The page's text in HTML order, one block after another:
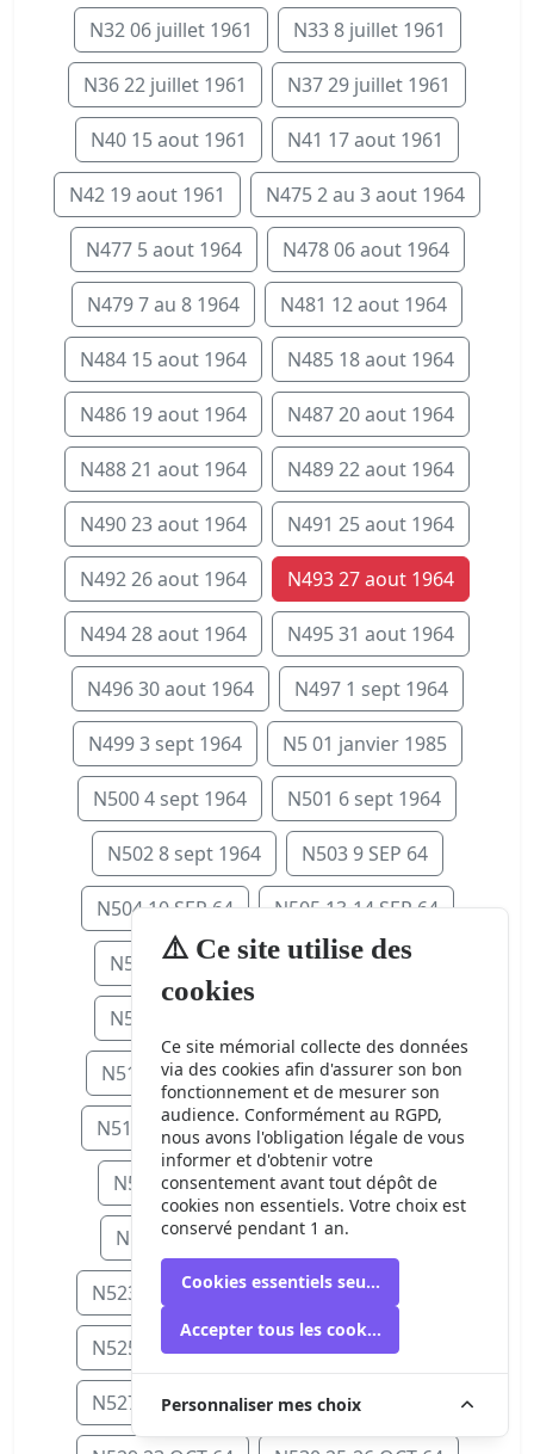
N32 06 juillet 1961 N33 8 juillet 1961
N36 22 juillet 1961 N37 29 juillet 1961
N40 15 aout 1961 N41 17 aout 1961
N42 19 aout 1961 N475 2 au 3 aout 1964
N477 5 aout 1964 N478 06 aout 1964
N479 7 au 8 1964 N481 12 aout 1964
N484 15 aout 1964 N485 18 aout 1964
N486 19 aout 1964 N487 20 aout 1964
N488 21 aout 1964 N489 22 aout 1964
N490 23 aout 1964 N491 25 aout 1964
N492 26 aout 1964 N493 27 aout 1964
N494 28 aout 1964 N495 31 aout 1964
N496 30 aout 1964 N497 1 sept 1964
N499 3 sept 1964 N5 01 janvier 1985
N500 4 sept 1964 N501 6 sept 1964
N502 8 sept 1964 N503 9 SEP 64
N504 10 SEP 64 N505 13-14 SEP 64
N506 15 SEP 64 N507 16 SEP 64
N508 17 SEP 64
N511 20-21 SEP 64 N512 23 SEP 6
N514 25 SEP 64 N515 27-28 SEP 64
N516 30 SEP 64 N518 5 OCT 64
N519 6 OCT 64 N522 9 OCT 64
N523 11-12 OCT 64 N524 13 OCT 64
N525 15 OCT 64 N526 16-17 OCT 64
N527 17-18 OCT 64 N528 21 OCT 64
⚠️ Ce site utilise des
cookies
Ce site mémorial collecte des données
via des cookies afin d'assurer son bon
fonctionnement et de mesurer son
audience. Conformément au RGPD,
nous avons l'obligation légale de vous
informer et d'obtenir votre
consentement avant tout dépôt de
cookies non essentiels. Votre choix est
conservé pendant 1 an.
Cookies essentiels seulement
Accepter tous les cookies
Personnaliser mes choix